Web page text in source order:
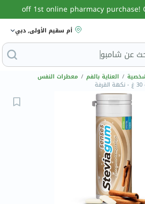
أم سقيم الأولى, دبي
/ العناية بالفم / معطرات النفس